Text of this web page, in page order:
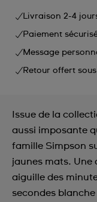
Livraison 2-4
Paiement
Message
Retour offert
Issue de la
aussi imposante
famille Simpson
jaunes mats. Une
aiguille des
secondes